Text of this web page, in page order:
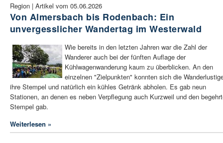
Region | Artikel vom 05.06.2026
Von Almersbach bis Rodenbach: Ein
unvergesslicher Wandertag im Westerwald
Wie bereits in den letzten Jahren war die Zahl der
Wanderer auch bei der fünften Auflage der
Kühlwagenwanderung kaum zu überblicken. An den
einzelnen "Zielpunkten" konnten sich die
ihre Stempel und natürlich ein kühles Getränk abholen. Es gab neun
Stationen, an denen es neben Verpflegung auch Kurzweil und den
Stempel gab.
Weiterlesen »